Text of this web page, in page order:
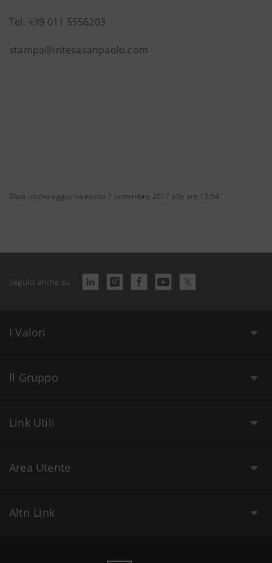
Tel. +39 011 5556203
stampa@intesasanpaolo.com
Data ultimo aggiornamento 7 settembre 2017 alle ore 15:54
Seguici anche su
I Valori
Il Gruppo
Link Utili
Area Utente
Altri Link